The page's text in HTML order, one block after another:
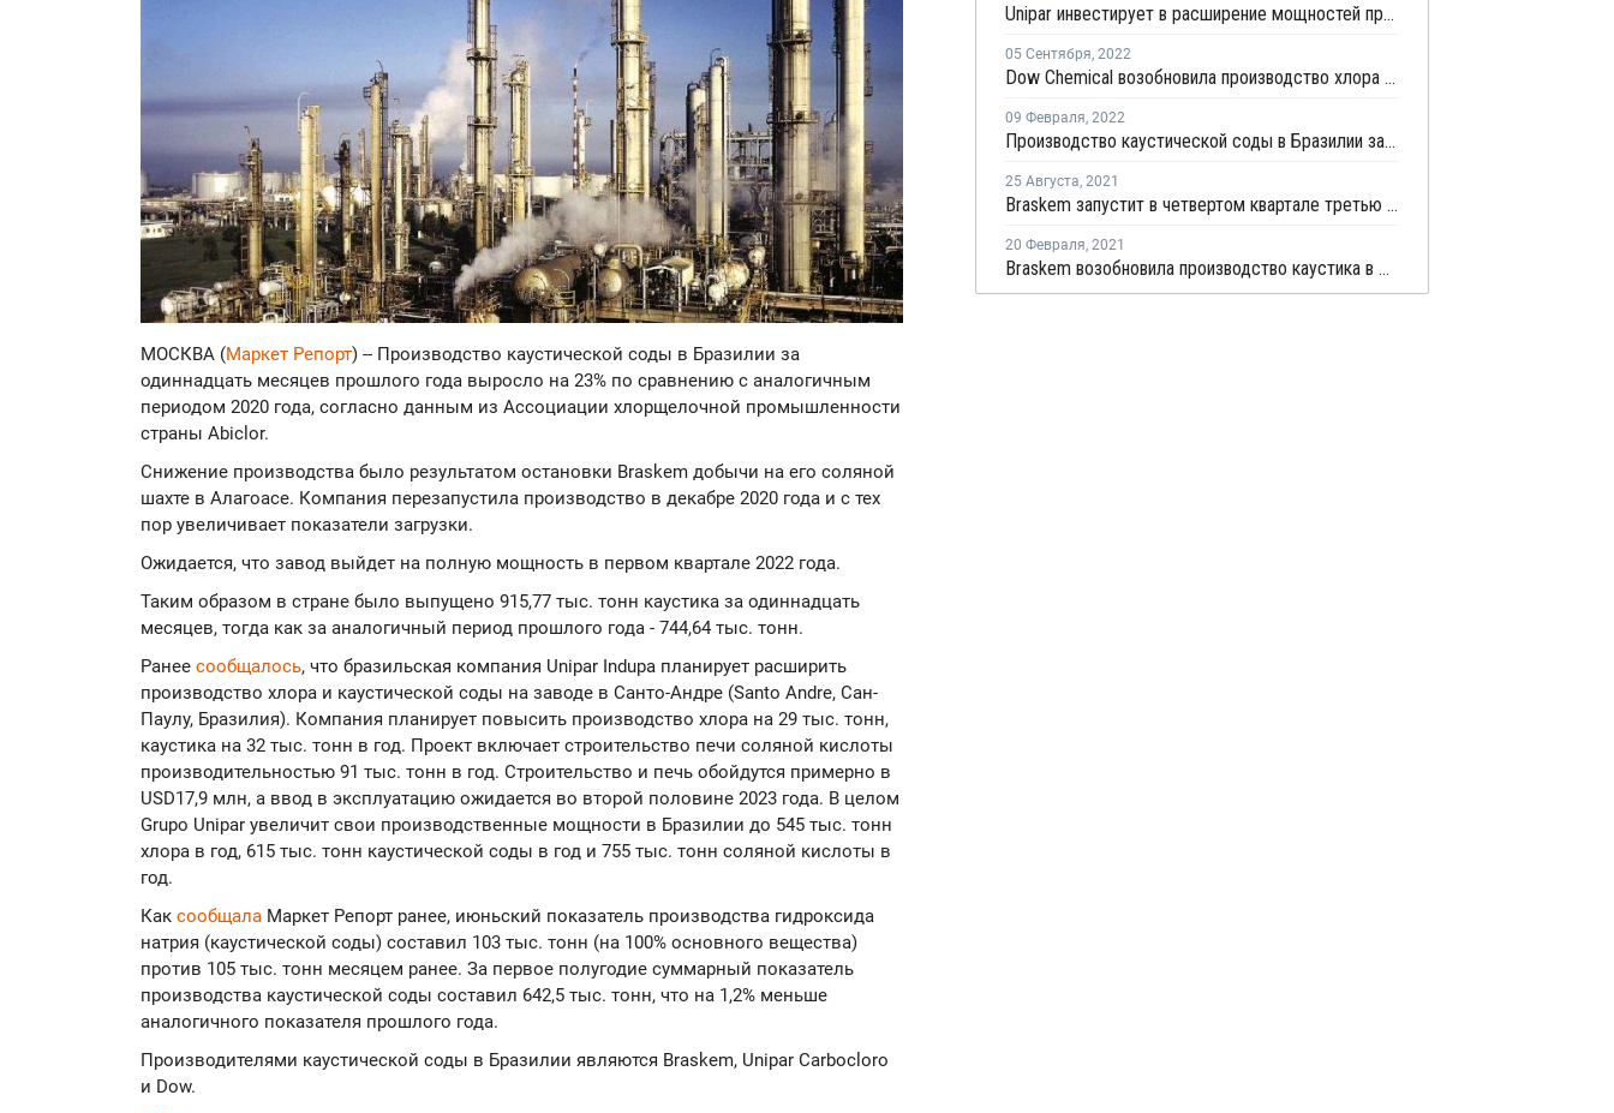
МОСКВА (Маркет Репорт) -- Производство каустической соды в Бразилии за
одиннадцать месяцев прошлого года выросло на 23% по сравнению с аналогичным
периодом 2020 года, согласно данным из Ассоциации хлорщелочной промышленности
страны Abiclor.
Снижение производства было результатом остановки Braskem добычи на его соляной
шахте в Алагоасе. Компания перезапустила производство в декабре 2020 года и с тех
пор увеличивает показатели загрузки.
Ожидается, что завод выйдет на полную мощность в первом квартале 2022 года.
Таким образом в стране было выпущено 915,77 тыс. тонн каустика за одиннадцать
месяцев, тогда как за аналогичный период прошлого года - 744,64 тыс. тонн.
Ранее сообщалось, что бразильская компания Unipar Indupa планирует расширить
производство хлора и каустической соды на заводе в Санто-Андре (Santo Andre, Сан-
Паулу, Бразилия). Компания планирует повысить производство хлора на 29 тыс. тонн,
каустика на 32 тыс. тонн в год. Проект включает строительство печи соляной кислоты
производительностью 91 тыс. тонн в год. Строительство и печь обойдутся примерно в
USD17,9 млн, а ввод в эксплуатацию ожидается во второй половине 2023 года. В целом
Grupo Unipar увеличит свои производственные мощности в Бразилии до 545 тыс. тонн
хлора в год, 615 тыс. тонн каустической соды в год и 755 тыс. тонн соляной кислоты в
год.
Как сообщала Маркет Репорт ранее, июньский показатель производства гидроксида
натрия (каустической соды) составил 103 тыс. тонн (на 100% основного вещества)
против 105 тыс. тонн месяцем ранее. За первое полугодие суммарный показатель
производства каустической соды составил 642,5 тыс. тонн, что на 1,2% меньше
аналогичного показателя прошлого года.
Производителями каустической соды в Бразилии являются Braskem, Unipar Carbocloro
и Dow.
Unipar инвестирует в расширение мощностей производства хлора и каустической соды в Бразилии
05 Сентября, 2022
Dow Chemical возобновила производство хлора и каустической соды в Бразилии
09 Февраля, 2022
Производство каустической соды в Бразилии за 2021 год выросло на 24,7%
25 Августа, 2021
Braskem запустит в четвертом квартале третью линию производства каустической соды в Масейо
20 Февраля, 2021
Braskem возобновила производство каустика в Бразилии